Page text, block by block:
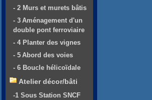
- 2 Murs et murets bâtis
- 3 Aménagement d'un
double pont ferroviaire
- 4 Planter des vignes
- 5 Abord des voies
- 6 Boucle hélicoïdale
Atelier décor/bâti
-1 Sous Station SNCF